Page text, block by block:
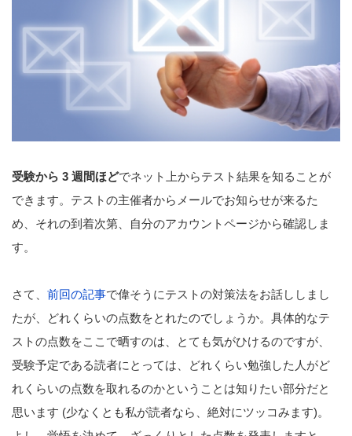
受験から 3 週間ほどでネット上からテスト結果を知ることが
できます。テストの主催者からメールでお知らせが来るた
め、それの到着次第、自分のアカウントページから確認しま
す。
さて、 前回の記事で偉そうにテストの対策法をお話ししまし
たが、どれくらいの点数をとれたのでしょうか。具体的なテ
ストの点数をここで晒すのは、とても気がひけるのですが、
受験予定である読者にとっては、どれくらい勉強した人がど
れくらいの点数を取れるのかということは知りたい部分だと
思います (少なくとも私が読者なら、絶対にツッコみます)。